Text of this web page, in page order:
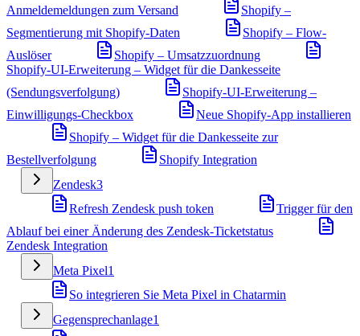
Anmeldemeldungen zum Versand
Shopify –
Segmentierung mit Shopify-Daten
Shopify – Flow-
Auslöser
Shopify – Umsatzzuordnung
Shopify-UI-Erweiterung – Widget für die Dankesseite
(Sendungsverfolgung)
Shopify-UI-Erweiterung –
Einwilligungs-Checkbox
Neue Shopify-App installieren
Shopify – Widget für die Dankesseite zur
Bestellverfolgung
Shopify Integration
Zendesk3
Refresh Zendesk push token
Trigger für den
Ablauf bei einer Änderung des Zendesk-Ticketstatus
Zendesk Integration
Meta Pixel1
So integrieren Sie Meta Pixel in Chatarmin
Gegensprechanlage1